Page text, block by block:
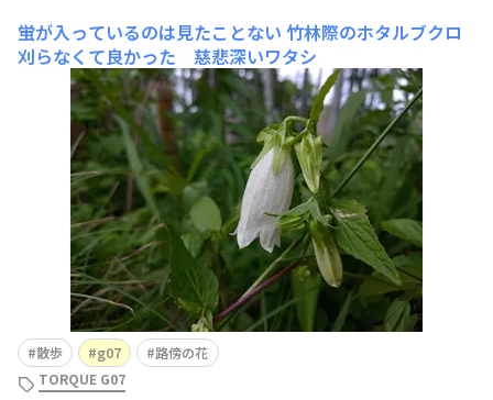
蛍が入っているのは見たことない 竹林際のホタルブクロ
刈らなくて良かった 慈悲深いワタシ
散歩 g07
路傍の花
TORQUE G07